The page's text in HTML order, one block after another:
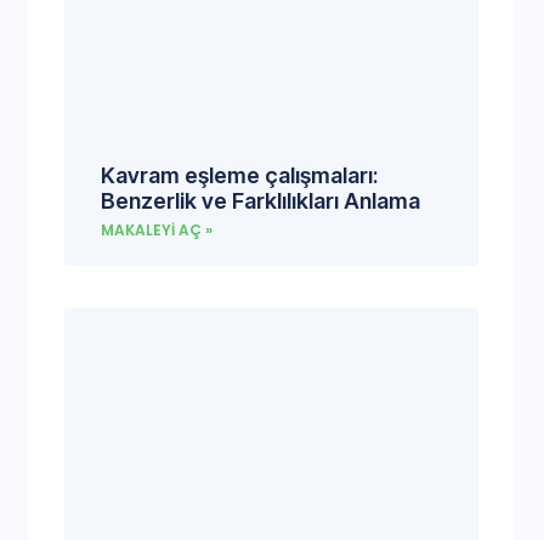
Kavram eşleme çalışmaları:
Benzerlik ve Farklılıkları Anlama
MAKALEYI AÇ »